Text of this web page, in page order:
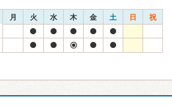
月 火 水 木 金 土 日 祝